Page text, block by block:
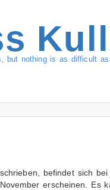
but nothing is as difficult
befindet sich bei
erscheinen. Es